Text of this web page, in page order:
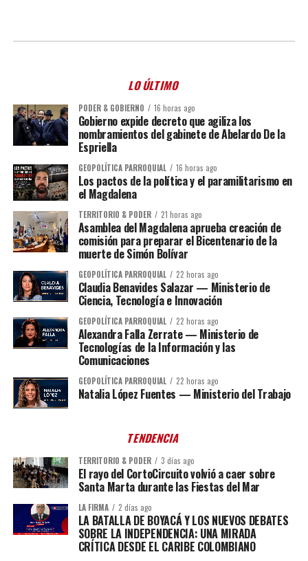
LO ÚLTIMO
PODER & GOBIERNO 16 horas ago
Gobierno expide decreto que agiliza los
nombramientos del gabinete de Abelardo De la
Espriella
GEOPOLÍTICA PARROQUIAL 16 horas ago
Los pactos de la política y el paramilitarismo en
el Magdalena
TERRITORIO & PODER 21 horas ago
Asamblea del Magdalena aprueba creación de
comisión para preparar el Bicentenario de la
muerte de Simón Bolívar
GEOPOLÍTICA PARROQUIAL 22 horas ago
Claudia Benavides Salazar — Ministerio de
Ciencia, Tecnología e Innovación
GEOPOLÍTICA PARROQUIAL 22 horas ago
Alexandra Falla Zerrate — Ministerio de
Tecnologías de la Información y las
Comunicaciones
GEOPOLÍTICA PARROQUIAL 22 horas ago
Natalia López Fuentes — Ministerio del Trabajo
TENDENCIA
TERRITORIO & PODER 3 días ago
El rayo del CortoCircuito volvió a caer sobre
Santa Marta durante las Fiestas del Mar
LA FIRMA 2 días ago
LA BATALLA DE BOYACÁ Y LOS NUEVOS DEBATES
SOBRE LA INDEPENDENCIA: UNA MIRADA
CRÍTICA DESDE EL CARIBE COLOMBIANO